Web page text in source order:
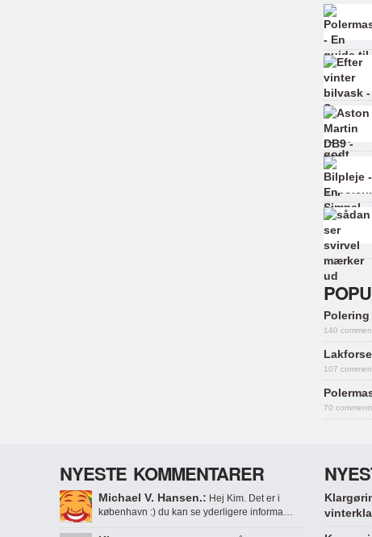
140
107
70
NYESTE KOMMENTARER
Michael V. Hansen.: Hej Kim. Det er i
københavn :) du kan se yderligere informa…